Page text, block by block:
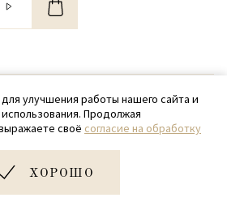
- 2026 SamPack
(918) 699-97-87
разработка сайта
улучшения работы нашего сайта и
Продолжая
своё согласие на обработку
ХОРОШО